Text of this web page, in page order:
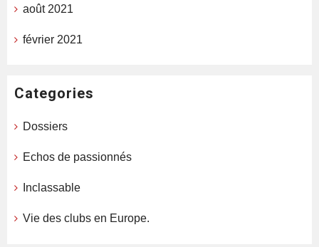
août 2021
février 2021
Categories
Dossiers
Echos de passionnés
Inclassable
Vie des clubs en Europe.